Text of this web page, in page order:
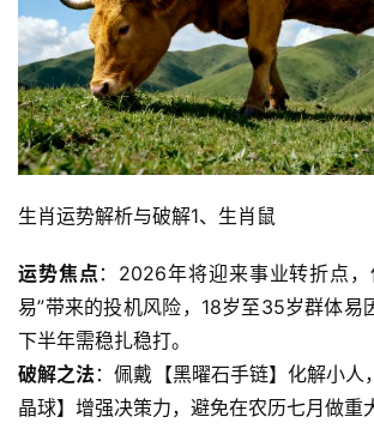
生肖运势解析与破解1、生肖鼠
运势焦点 ：2026年将迎来事业转折点，
易”带来的投机风险，18岁至35岁群体易
下半年需稳扎稳打。
破解之法 ：佩戴【黑曜石手链】化解小人
晶球】增强决策力，避免在农历七月做重